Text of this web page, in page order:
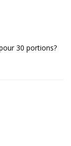
30 portions?